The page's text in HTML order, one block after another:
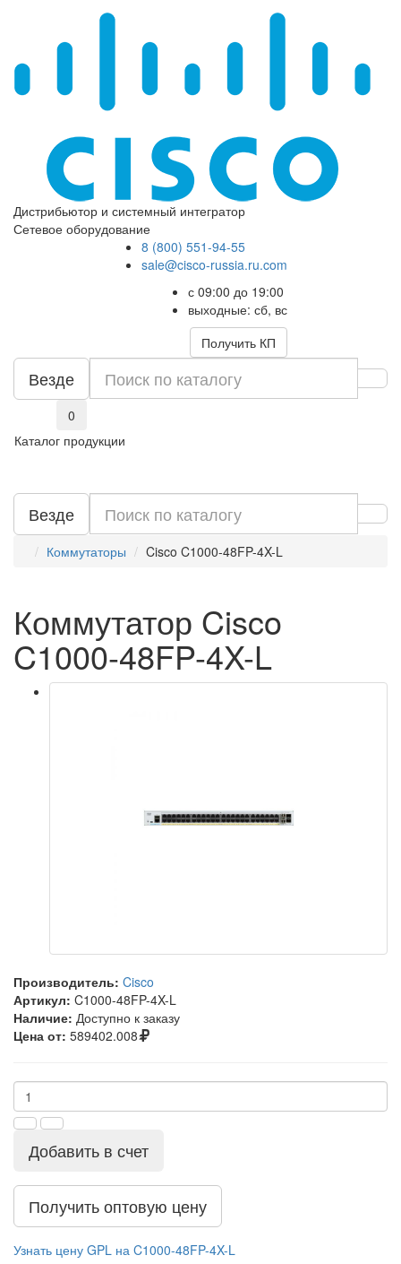
Дистрибьютор и системный интегратор
Сетевое оборудование
8 (800) 551-94-55
sale@cisco-russia.ru.com
с 09:00 до 19:00
выходные: сб, вс
Получить КП
Везде
0
Каталог продукции
Везде
Коммутаторы Cisco C1000-48FP-4X-L
Коммутатор Cisco
C1000-48FP-4X-L
Производитель: Cisco
Артикул: C1000-48FP-4X-L
Наличие: Доступно к заказу
Цена от: 589402.008
Добавить в счет
Получить оптовую цену
Узнать цену GPL на C1000-48FP-4X-L